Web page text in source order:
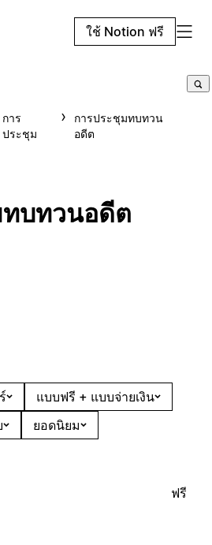
ใช้ Notion ฟรี
การ
ประชุม
การประชุมทบทวน
อดีต
บทวนอดีต
แบบฟรี + แบบจ่ายเงิน
ยอดนิยม
ฟรี